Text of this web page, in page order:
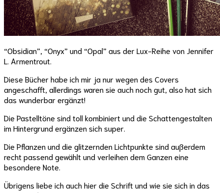
“Obsidian”, “Onyx” und “Opal” aus der Lux-Reihe von Jennifer
L. Armentrout.
Diese Bücher habe ich mir ja nur wegen des Covers
angeschafft, allerdings waren sie auch noch gut, also hat sich
das wunderbar ergänzt!
Die Pastelltöne sind toll kombiniert und die Schattengestalten
im Hintergrund ergänzen sich super.
Die Pflanzen und die glitzernden Lichtpunkte sind außerdem
recht passend gewählt und verleihen dem Ganzen eine
besondere Note.
Übrigens liebe ich auch hier die Schrift und wie sie sich in das